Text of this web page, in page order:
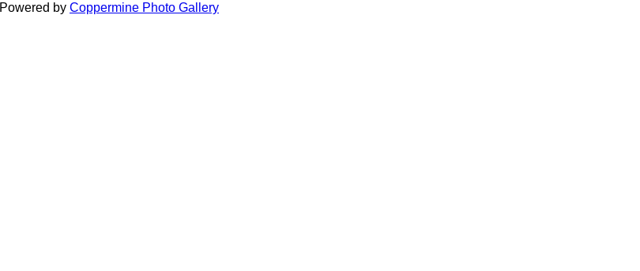
Powered by Coppermine Photo Gallery